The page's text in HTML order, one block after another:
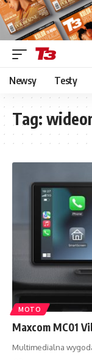
Newsy Testy
Tag:
MOTO
Maxcom MC01
Multimedialna